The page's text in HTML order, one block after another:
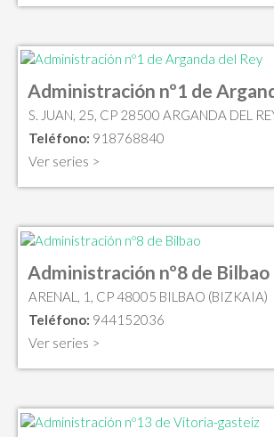
Administración nº1 de
S. JUAN, 25, CP 28500 ARGANDA DEL
Teléfono: 918768840
Ver series >
Administración nº8 de Bilbao
ARENAL, 1, CP 48005 BILBAO (BIZKAIA)
Teléfono: 944152036
Ver series >